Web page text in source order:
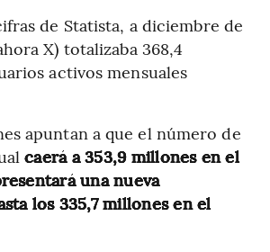
de Statista, a diciembre de
X) totalizaba 368,4
activos mensuales
apuntan a que el número de
caerá a 353,9 millones en el
una nueva
los 335,7 millones en el